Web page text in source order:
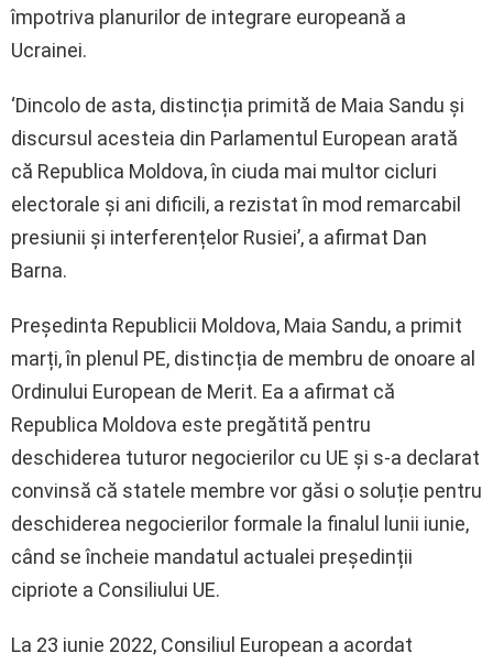
împotriva planurilor de integrare europeană a
Ucrainei.
‘Dincolo de asta, distincția primită de Maia Sandu și
discursul acesteia din Parlamentul European arată
că Republica Moldova, în ciuda mai multor cicluri
electorale și ani dificili, a rezistat în mod remarcabil
presiunii și interferențelor Rusiei’, a afirmat Dan
Barna.
Președinta Republicii Moldova, Maia Sandu, a primit
marți, în plenul PE, distincția de membru de onoare al
Ordinului European de Merit. Ea a afirmat că
Republica Moldova este pregătită pentru
deschiderea tuturor negocierilor cu UE și s-a declarat
convinsă că statele membre vor găsi o soluție pentru
deschiderea negocierilor formale la finalul lunii iunie,
când se încheie mandatul actualei președinții
cipriote a Consiliului UE.
La 23 iunie 2022, Consiliul European a acordat